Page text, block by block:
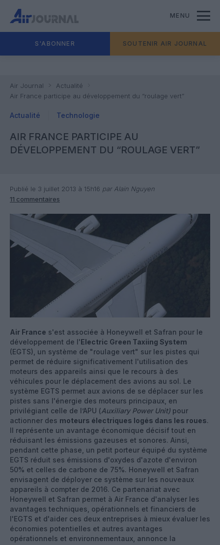
MENU
S'ABONNER SOUTENIR AIR JOURNAL
Air Journal
Actualité
Air France participe au développement du “roulage vert”
Actualité Technologie
AIR FRANCE PARTICIPE AU
DÉVELOPPEMENT DU “ROULAGE VERT”
Publié le 3 juillet 2013 à 15h16 par Alain Nguyen
11 commentaires
Air France s'est associée à Honeywell et Safran pour le
développement de l'Electric Green Taxiing System
(EGTS), un système de "roulage vert" sur les pistes qui
permet de réduire significativement l'utilisation des
moteurs des appareils ainsi que le recours à des
véhicules pour le déplacement des avions au sol. Le
système EGTS permet aux avions de se déplacer sur les
pistes sans l'énergie des moteurs principaux, en
privilégiant celle de l’APU (Auxiliary Power Unit) pour
actionner des moteurs électriques logés dans les roues.
Il représente un avantage économique décisif tout en
réduisant les émissions gazeuses et sonores. Ainsi,
pendant cette phase, un petit porteur équipé du système
EGTS réduit ses émissions d'oxydes d'azote d'environ
50% et celles de carbone de 75%. Honeywell et Safran
envisagent de déployer ce système sur les nouveaux
appareils à compter de 2016. Ce partenariat avec
Honeywell et Safran permet à Air France d'analyser les
avantages techniques, opérationnels et financiers de
l'EGTS et d'aider ces deux entreprises à mieux évaluer les
économies potentielles et autres avantages
opérationnels et environnementaux, annonce la